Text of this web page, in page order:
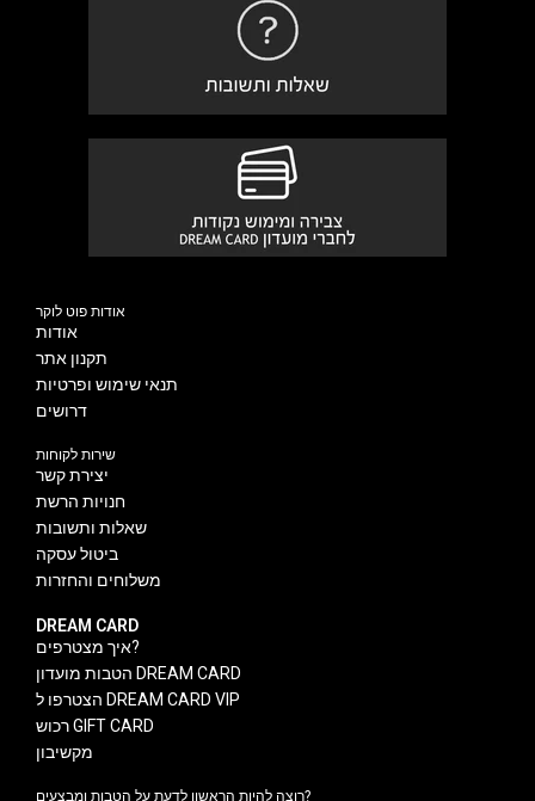
אודות פוט לוקר
אודות
תקנון אתר
תנאי שימוש ופרטיות
דרושים
שירות לקוחות
יצירת קשר
חנויות הרשת
שאלות ותשובות
ביטול עסקה
משלוחים והחזרות
DREAM CARD
איך מצטרפים?
הטבות מועדון DREAM CARD
הצטרפו ל DREAM CARD VIP
רכוש GIFT CARD
מקשיבון
רוצה להיות הראשון לדעת על הטבות ומבצעים?